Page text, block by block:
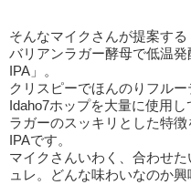
そんなマイクさんが提案す
バリアンラガー酵母で低温
IPA」。
クリスピーでほんのりフル
Idaho7ホップを大量に使用し
ラガーのスッキリとした特
IPAです。
マイクさんいわく、合わせ
ュレ。どんな味わいなのか興